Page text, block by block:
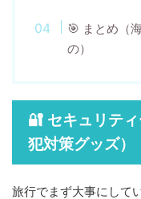
🎯 まとめ（
の）
🔐 セキュリテ
犯対策グッズ）
旅行でまず大事にして